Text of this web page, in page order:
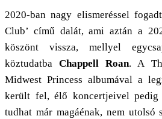
2020-ban nagy elismeréssel
Club’ című dalát, ami aztán a
köszönt vissza, mellyel
köztudatba Chappell Roan. A
Midwest Princess albumával a
került fel, élő koncertjeivel pedig
tudhat már magáénak, nem utolsó